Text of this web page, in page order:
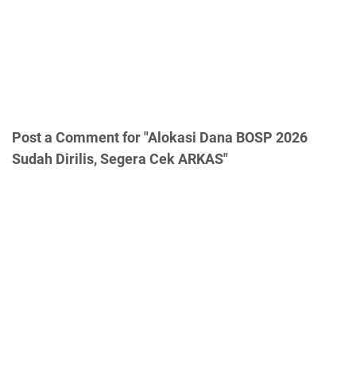
Post a Comment for "Alokasi Dana BOSP 2026
Sudah Dirilis, Segera Cek ARKAS"